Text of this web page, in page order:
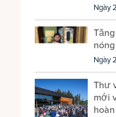
Ngày
Ngày
Thư
mới